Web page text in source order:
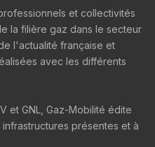
et collectivités
la filière gaz dans le secteur
l'actualité française et
avec les différents
et GNL, Gaz-Mobilité édite
présentes et à